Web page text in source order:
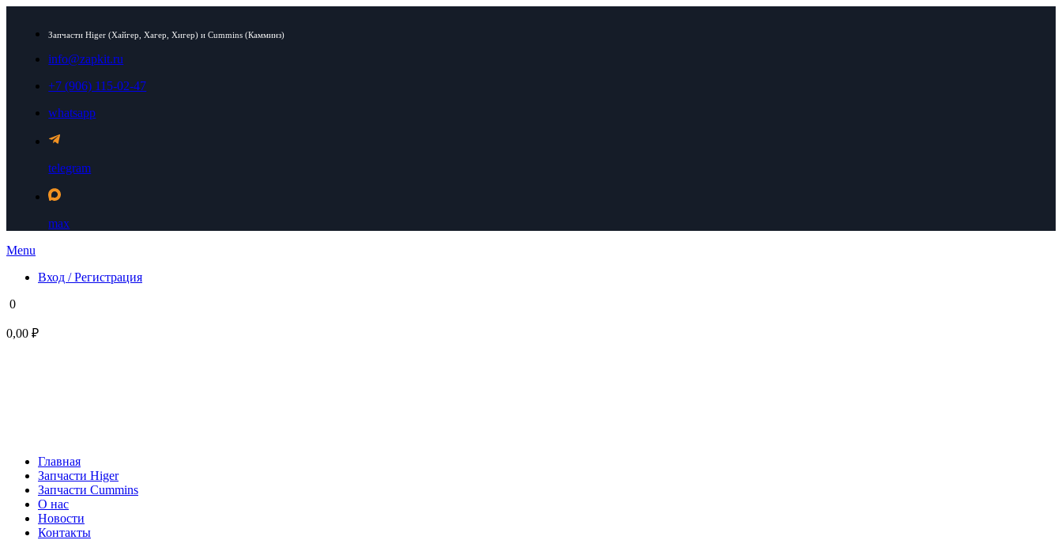
Запчасти Higer (Хайгер, Хагер, Хигер) и Cummins (Камминз)
info@zapkit.ru
+7 (906) 115-02-47
whatsapp
telegram
max
Menu
Вход / Регистрация
0
0,00 ₽
Главная
Запчасти Higer
Запчасти Cummins
О нас
Новости
Контакты